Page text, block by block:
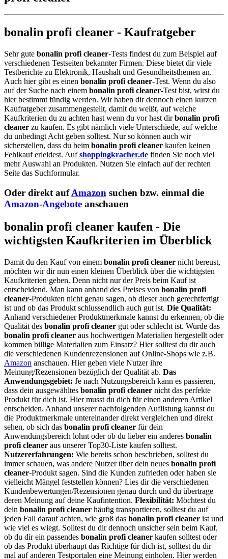
bonalin profi cleaner - Kaufratgeber
Sehr gute bonalin profi cleaner-Tests findest du zum Beispiel auf
verschiedenen Testseiten bekannter Firmen. Diese bietet dir viele
Testberichte zu Elektronik, Haushalt und Gesundheitsthemen an.
Auch hier gibt es einen bonalin profi cleaner-Test. Wenn du also
auf der Suche nach einem bonalin profi cleaner-Test bist, wirst du
hier bestimmt fündig werden. Wir haben dir dennoch einen kurzen
Kaufratgeber zusammengestellt, damit du weißt, auf welche
Kaufkriterien du zu achten hast wenn du vor hast dirbonalin profi
cleaner zu kaufen. Es gibt nämlich viele Unterschiede, auf welche
du unbedingt Acht geben solltest. Nur so können auch wir
sicherstellen, dass du beim bonalin profi cleaner kaufen keinen
Fehlkauf erleidest. Aufshoppingkracher.de finden Sie noch viel
mehr Auswahl an Produkten. Nutzen Sie einfach auf der rechten
Seite das Suchformular.
Oder direkt aufAmazon suchen bzw. einmal die
Amazon-Angebote anschauen
bonalin profi cleaner kaufen - Die
wichtigsten Kaufkriterien im Überblick
Damit du den Kauf von einem bonalin profi cleaner nicht bereust,
möchten wir dir nun einen kleinen Überblick über die wichtigsten
Kaufkriterien geben. Denn nicht nur der Preis beim Kauf ist
entscheidend. Man kann anhand des Preises von bonalin profi
cleaner-Produkten nicht genau sagen, ob dieser auch gerechtfertigt
ist und ob das Produkt schlussendlich auch gut ist. Die Qualität:
Anhand verschiedener Produktmerkmale kannst du erkennen, ob die
Qualität des bonalin profi cleaner gut oder schlecht ist. Wurde das
bonalin profi cleaner aus hochwertigen Materialien hergestellt oder
kommen billige Materialien zum Einsatz? Hier solltest du dir auch
die verschiedenen Kundenrezensionen auf Online-Shops wie z.B.
Amazon anschauen. Hier geben viele Nutzer ihre
Meinung/Rezensionen bezüglich der Qualität ab. Das
Anwendungsgebiet: Je nach Nutzungsbereich kann es passieren,
dass dein ausgewähltes bonalin profi cleaner nicht das perfekte
Produkt für dich ist. Hier musst du dich für einen anderen Artikel
entscheiden. Anhand unserer nachfolgenden Auflistung kannst du
die Produktmerkmale untereinander direkt vergleichen und direkt
sehen, ob sich das bonalin profi cleaner für dein
Anwendungsbereich lohnt oder ob du lieber ein anderes bonalin
profi cleaner aus unserer Top30-Liste kaufen solltest.
Nutzererfahrungen: Wie bereits schon beschrieben, solltest du
immer schauen, was andere Nutzer über dein neues bonalin profi
cleaner-Produkt sagen. Sind die Kunden zufrieden oder haben sie
vielleicht Mängel feststellen können? Lies dir die verschiedenen
Kundenbewertungen/Rezensionen genau durch und du übertrage
deren Meinung auf deine Kaufintention. Flexibilität: Möchtest du
dein bonalin profi cleaner häufig transportieren, solltest du auf
jeden Fall darauf achten, wie groß das bonalin profi cleaner ist und
wie viel es wiegt. Solltest du dir dennoch unsicher sein beim Kauf,
ob du dir ein passendes bonalin profi cleaner kaufen solltest oder
ob das Produkt überhaupt das Richtige für dich ist, solltest du dir
mal auf anderen Testportalen eine Meinung einholen. Hier werden